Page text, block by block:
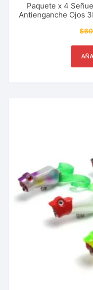
Paquete x 4
Antienganche Ojos
$